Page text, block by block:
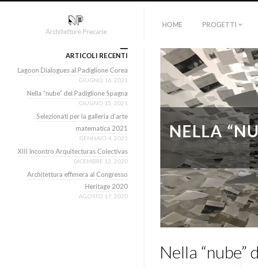
Architetture Precarie
HOME PROGETTI
NELLA
Nella “nube”
ARTICOLI RECENTI
Lagoon Dialogues al Padiglione Corea
GIUGNO 16, 2021
Nella “nube” del Padiglione Spagna
GIUGNO 15, 2021
Selezionati per la galleria d’arte
matematica 2021
GENNAIO 4, 2021
XIII Incontro Arquitecturas Colectivas
DICEMBRE 12, 2020
Architettura effimera al Congresso
Heritage 2020
AGOSTO 17, 2020